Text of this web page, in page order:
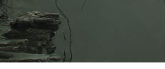
رؤية الآخرة وأحداثها